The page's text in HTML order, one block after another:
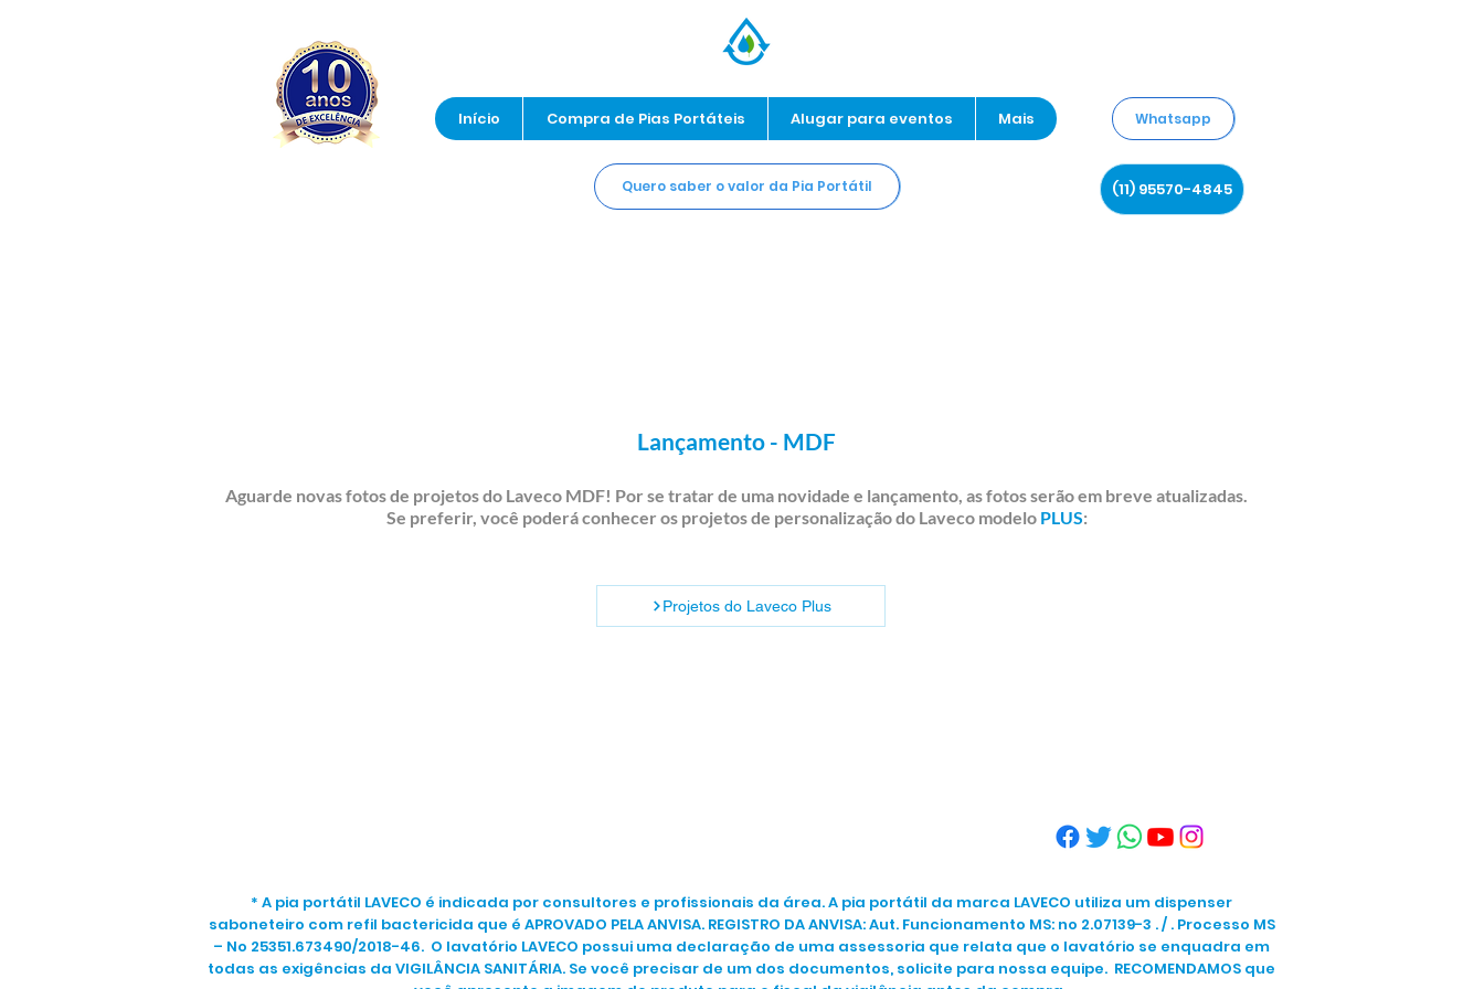
Início Compra de Pias Portáteis Alugar para eventos Mais
Quero saber o valor da Pia Portátil
Whatsapp
(11) 95570-4845
Lançamento - MDF
Aguarde novas fotos de projetos do Laveco MDF! Por se tratar de uma novidade e lançamento, as fotos serão em breve atualizadas.
Se preferir, você poderá conhecer os projetos de personalização do Laveco modelo PLUS:
Projetos do Laveco Plus
* A pia portátil LAVECO é indicada por consultores e profissionais da área. A pia portátil da marca LAVECO utiliza um dispenser
saboneteiro com refil bactericida que é APROVADO PELA ANVISA. REGISTRO DA ANVISA: Aut. Funcionamento MS: no 2.07139-3 . / . Processo MS
– No 25351.673490/2018-46. O lavatório LAVECO possui uma declaração de uma assessoria que relata que o lavatório se enquadra em
todas as exigências da VIGILÂNCIA SANITÁRIA. Se você precisar de um dos documentos, solicite para nossa equipe. RECOMENDAMOS que